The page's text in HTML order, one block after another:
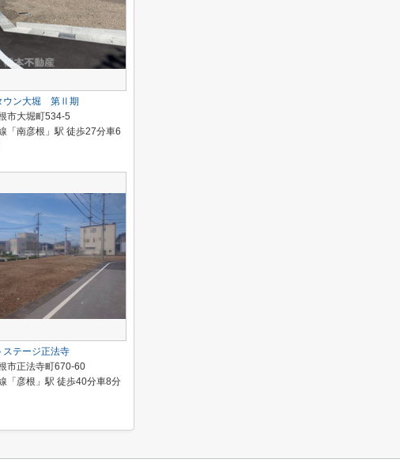
ウン大堀 第Ⅱ期
市大堀町534-5
「南彦根」駅 徒歩27分車6
ステージ正法寺
市正法寺町670-60
「彦根」駅 徒歩40分車8分